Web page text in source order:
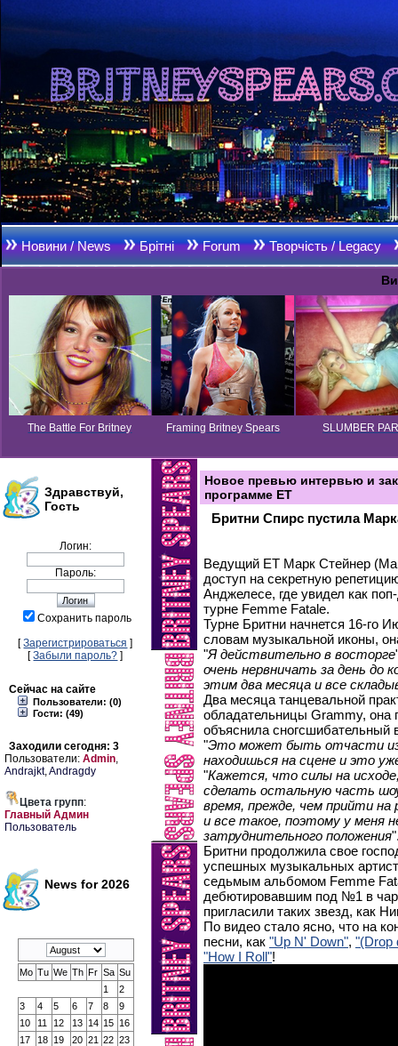
Новини / News Брітні Forum Творчість / Legacy
The Battle For Britney Framing Britney Spears SLUMBER
Здравствуй,
Гость
Логин:
Пароль:
Сохранить пароль
[Зарегистрироваться ]
[Забыли пароль? ]
Сейчас на сайте
Пользователи: (0)
Гости: (49)
Заходили сегодня: 3
Пользователи: Admin,
Andrajkt,Andragdy
Цвета групп:
Главный Админ
Пользователь
News for 2026
Mo Tu We Th Fr Sa Su
1
2
3
4 5 6 7 8
9
10
11 12 13 14 15 16
17
18 19 20 21 22 23
Новое превью интервью и
программе ET
Бритни Спирс пустила
Ведущий ET Марк Стейнер
доступ на секретную
Анджелесе, где увидел как
турне Femme Fatale.
Турне Бритни начнется 16-го
словам музыкальной иконы,
"Я действительно в восторге
очень нервничать за день
этим два месяца и все
Два месяца танцевальной
обладательницы Grammy, она
объяснила сногсшибательный
"Это может быть отчасти
находишься на сцене и это
"Кажется, что силы на
сделать остальную часть
время, прежде, чем прийти на
и все такое, поэтому у меня
затруднительного положения
Бритни продолжила свое
успешных музыкальных
седьмым альбомом Femme
дебютировавшим под №1 в
пригласили таких звезд, как
По видео стало ясно, что на
песни, как "Up N' Down", "(Drop
"How I Roll"!